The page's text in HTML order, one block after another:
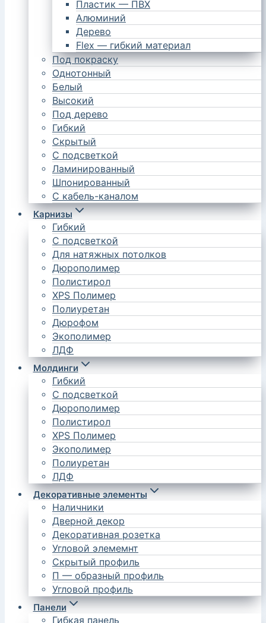
Пластик — ПВХ
Алюминий
Дерево
Flex — гибкий материал
Под покраску
Однотонный
Белый
Высокий
Под дерево
Гибкий
Скрытый
С подсветкой
Ламинированный
Шпонированный
С кабель-каналом
Карнизы
Гибкий
С подсветкой
Для натяжных потолков
Дюрополимер
Полистирол
XPS Полимер
Полиуретан
Дюрофом
Экополимер
ЛДФ
Молдинги
Гибкий
С подсветкой
Дюрополимер
Полистирол
XPS Полимер
Экополимер
Полиуретан
ЛДФ
Декоративные элементы
Наличники
Дверной декор
Декоративная розетка
Угловой элемемнт
Скрытый профиль
П — образный профиль
Угловой профиль
Панели
Гибкая панель